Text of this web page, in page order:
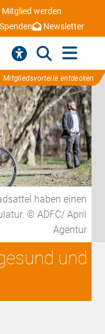
Mitglied werden
Spenden
Newsletter
Mitgliedsvorteile entdecken
haben einen
© ADFC/ April
Agentur
und